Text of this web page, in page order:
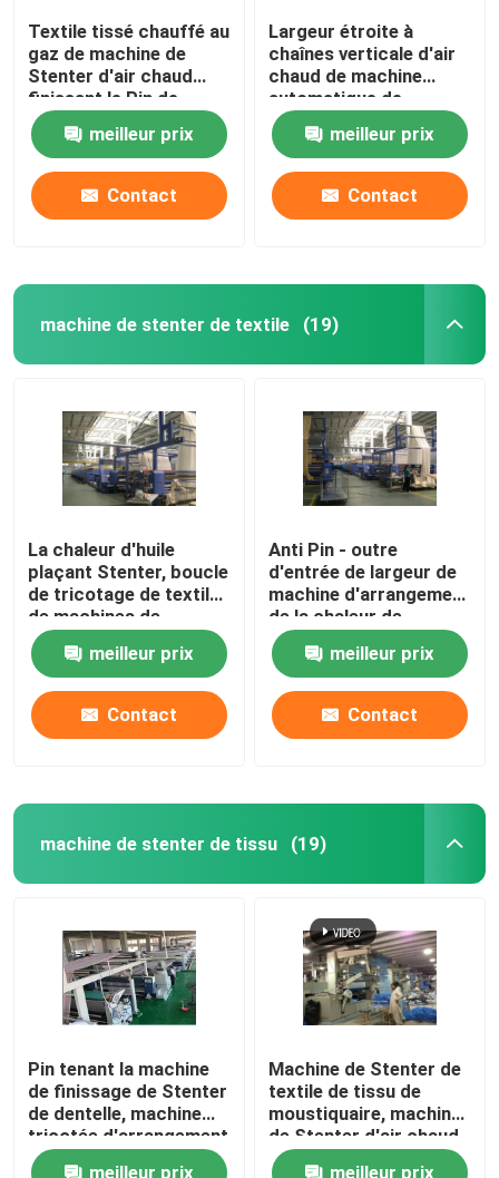
Textile tissé chauffé au
gaz de machine de
Stenter d'air chaud
finissant le Pin de
Stenter/agrafe
combinésmeilleur prix
Contact
Largeur étroite à
chaînes verticale d'air
chaud de machine
automatique de
Stenter adaptée aux
besoins du client
meilleur prix
Contact
machine de stenter de textile (19)
La chaleur d'huile
plaçant Stenter, boucle
de tricotage de textile
de machines de
finissage à humidité
contrôléemeilleur prix
Contact
Anti Pin - outre
d'entrée de largeur de
machine d'arrangement
de la chaleur de
tissu/de
refroidissement à l'air
ouverts tricotés
meilleur prix
Contact
machine de stenter de tissu (19)
Pin tenant la machine
de finissage de Stenter
de dentelle, machine
tricotée d'arrangement
de la chaleur de tissu
meilleur prix
Machine de Stenter de
textile de tissu de
moustiquaire, machine
de Stenter d'air chaud
de basse tension
meilleur prix